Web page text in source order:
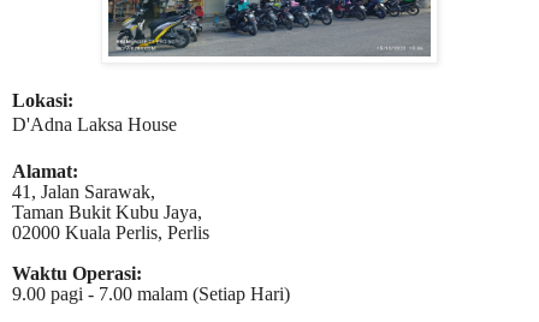
Lokasi:
D'Adna Laksa House
Alamat:
41, Jalan Sarawak,
Taman Bukit Kubu Jaya,
02000 Kuala Perlis, Perlis
Waktu Operasi:
9.00 pagi - 7.00 malam (Setiap Hari)